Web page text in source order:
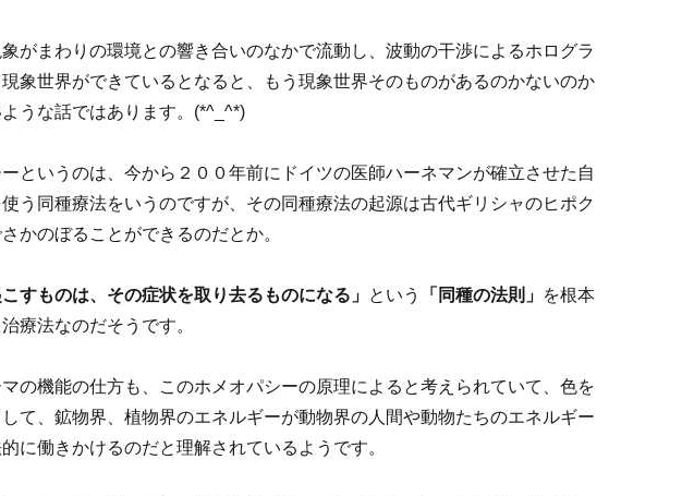
がまわりの環境との響き合いのなかで流動し、波動の干渉によるホログラ
現象世界ができているとなると、もう現象世界そのものがあるのかないのか
うな話ではあります。(*^_^*)
というのは、今から２００年前にドイツの医師ハーネマンが確立させた自
う同種療法をいうのですが、その同種療法の起源は古代ギリシャのヒポク
かのぼることができるのだとか。
こすものは、その症状を取り去るものになる」 という 「同種の法則」 を根本
療法なのだそうです。
の機能の仕方も、このホメオパシーの原理によると考えられていて、色を
て、鉱物界、植物界のエネルギーが動物界の人間や動物たちのエネルギー
に働きかけるのだと理解されているようです。